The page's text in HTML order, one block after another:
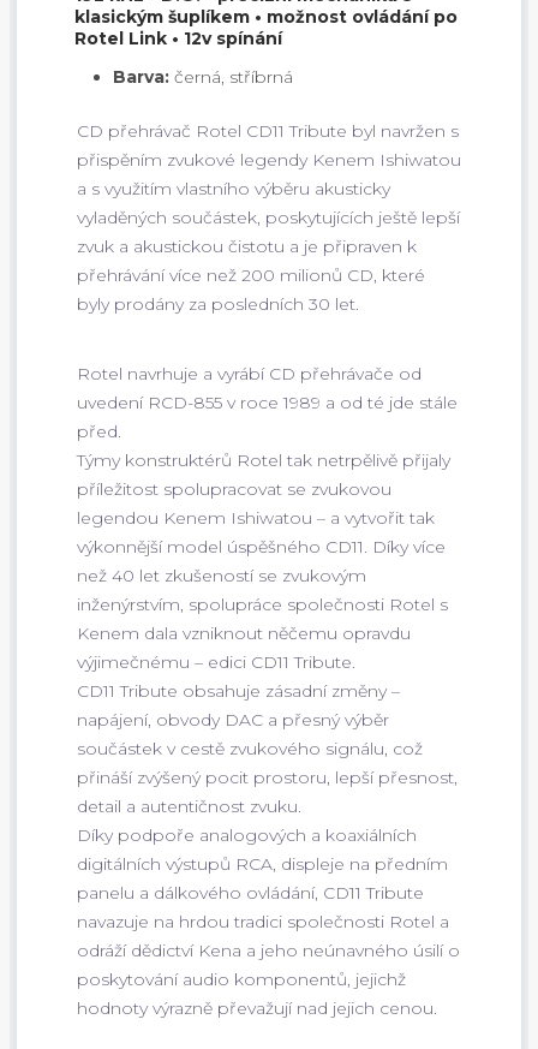
klasickým šuplíkem • možnost ovládání po
Rotel Link • 12v spínání
Barva: černá, stříbrná
CD přehrávač Rotel CD11 Tribute byl navržen s
přispěním zvukové legendy Kenem Ishiwatou
a s využitím vlastního výběru akusticky
vyladěných součástek, poskytujících ještě lepší
zvuk a akustickou čistotu a je připraven k
přehrávání více než 200 milionů CD, které
byly prodány za posledních 30 let.
Rotel navrhuje a vyrábí CD přehrávače od
uvedení RCD-855 v roce 1989 a od té jde stále
před.
Týmy konstruktérů Rotel tak netrpělivě přijaly
příležitost spolupracovat se zvukovou
legendou Kenem Ishiwatou – a vytvořit tak
výkonnější model úspěšného CD11. Díky více
než 40 let zkušeností se zvukovým
inženýrstvím, spolupráce společnosti Rotel s
Kenem dala vzniknout něčemu opravdu
výjimečnému – edici CD11 Tribute.
CD11 Tribute obsahuje zásadní změny –
napájení, obvody DAC a přesný výběr
součástek v cestě zvukového signálu, což
přináší zvýšený pocit prostoru, lepší přesnost,
detail a autentičnost zvuku.
Díky podpoře analogových a koaxiálních
digitálních výstupů RCA, displeje na předním
panelu a dálkového ovládání, CD11 Tribute
navazuje na hrdou tradici společnosti Rotel a
odráží dědictví Kena a jeho neúnavného úsilí o
poskytování audio komponentů, jejichž
hodnoty výrazně převažují nad jejich cenou.